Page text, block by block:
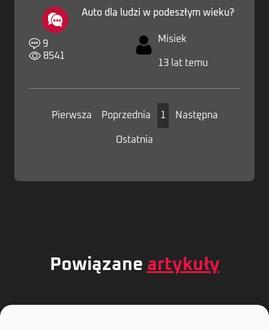
Auto dla ludzi w podeszłym wieku?
9
8541
Misiek
13 lat temu
Pierwsza Poprzednia 1 Następna
Ostatnia
Powiązane artykuły